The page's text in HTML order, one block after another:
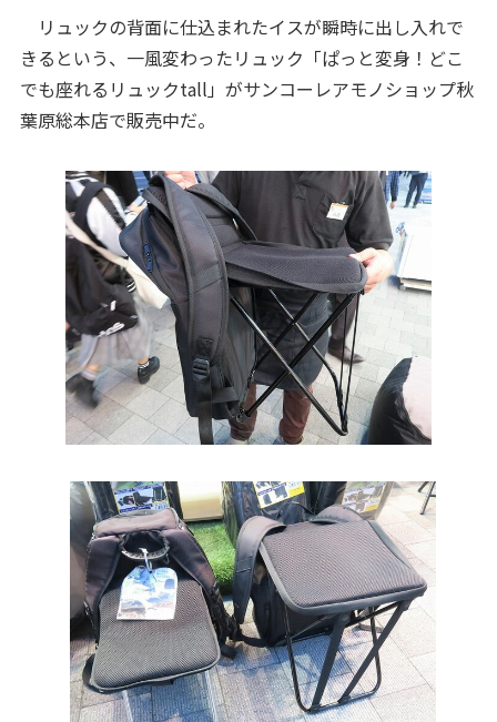
リュックの背面に仕込まれたイスが瞬時に出し入れで
きるという、一風変わったリュック「ぱっと変身！どこ
でも座れるリュックtall」がサンコーレアモノショップ秋
葉原総本店で販売中だ。